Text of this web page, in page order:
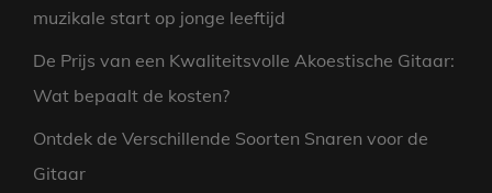
muzikale start op jonge leeftijd
De Prijs van een Kwaliteitsvolle Akoestische Gitaar:
Wat bepaalt de kosten?
Ontdek de Verschillende Soorten Snaren voor de
Gitaar